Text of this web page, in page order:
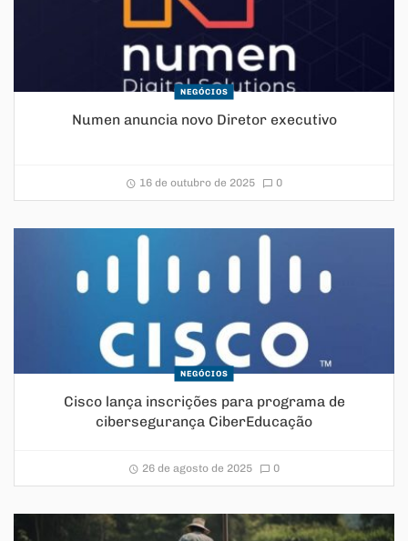
NEGÓCIOS
Numen anuncia novo Diretor executivo
16 de outubro de 2025 0
NEGÓCIOS
Cisco lança inscrições para programa de
cibersegurança CiberEducação
26 de agosto de 2025 0